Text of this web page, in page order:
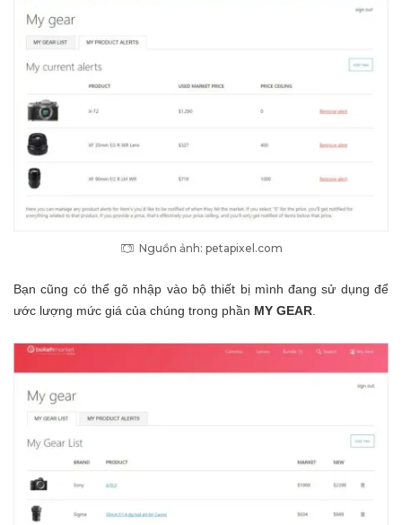
Nguồn ảnh: petapixel.com
Bạn cũng có thể gõ nhập vào bộ thiết bị mình đang sử dụng để
ước lượng mức giá của chúng trong phần MY GEAR